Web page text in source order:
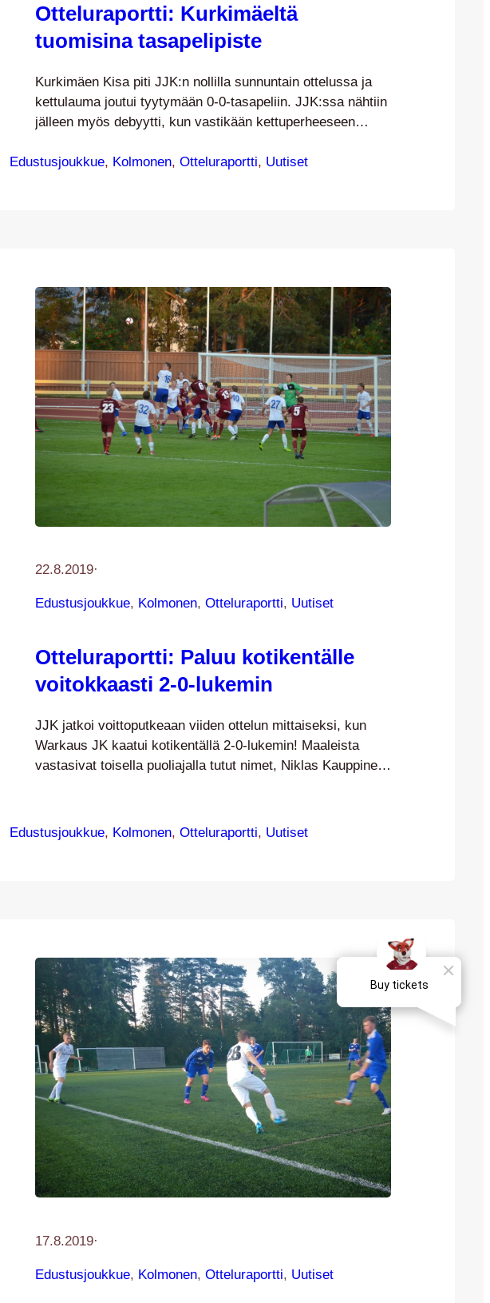
Otteluraportti: Kurkimäeltä
tuomisina tasapelipiste
Kurkimäen Kisa piti JJK:n nollilla sunnuntain ottelussa ja
kettulauma joutui tyytymään 0-0-tasapeliin. JJK:ssa nähtiin
jälleen myös debyytti, kun vastikään kettuperheeseen
Ottelussa nähtiin paikkoja molemmissa päissä, mutta
Edustusjoukkue, Kolmonen, Otteluraportti, Uutiset
22.8.2019·
Edustusjoukkue, Kolmonen, Otteluraportti, Uutiset
Otteluraportti: Paluu kotikentälle
voitokkaasti 2-0-lukemin
JJK jatkoi voittoputkeaan viiden ottelun mittaiseksi, kun
Warkaus JK kaatui kotikentällä 2-0-lukemin! Maaleista
vastasivat toisella puoliajalla tutut nimet, Niklas Kauppinen
debyyttinsä Kettupaidassa. Avauspuoliajalla JJK sai
paikkoja, mutta ei maaleja – vierasjoukkueen puolustus
Edustusjoukkue, Kolmonen, Otteluraportti, Uutiset
17.8.2019·
Edustusjoukkue, Kolmonen, Otteluraportti, Uutiset